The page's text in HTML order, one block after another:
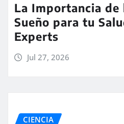
La Importancia de
Sueño para tu
Experts
Jul 27, 2026
CIENCIA